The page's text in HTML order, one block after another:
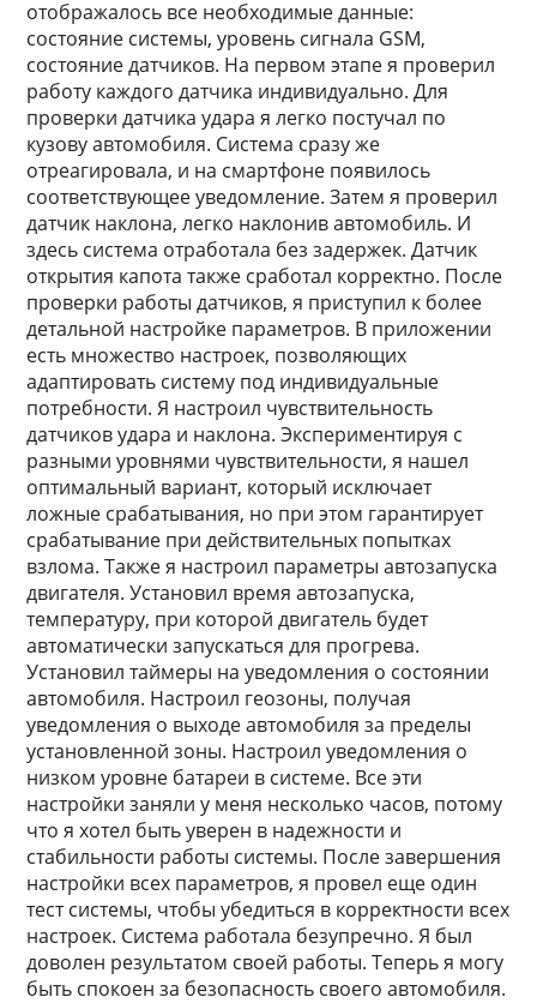
отображалось все необходимые данные:
состояние системы, уровень сигнала GSM,
состояние датчиков. На первом этапе я проверил
работу каждого датчика индивидуально. Для
проверки датчика удара я легко постучал по
кузову автомобиля. Система сразу же
отреагировала, и на смартфоне появилось
соответствующее уведомление. Затем я проверил
датчик наклона, легко наклонив автомобиль. И
здесь система отработала без задержек. Датчик
открытия капота также сработал корректно. После
проверки работы датчиков, я приступил к более
детальной настройке параметров. В приложении
есть множество настроек, позволяющих
адаптировать систему под индивидуальные
потребности. Я настроил чувствительность
датчиков удара и наклона. Экспериментируя с
разными уровнями чувствительности, я нашел
оптимальный вариант, который исключает
ложные срабатывания, но при этом гарантирует
срабатывание при действительных попытках
взлома. Также я настроил параметры автозапуска
двигателя. Установил время автозапуска,
температуру, при которой двигатель будет
автоматически запускаться для прогрева.
Установил таймеры на уведомления о состоянии
автомобиля. Настроил геозоны, получая
уведомления о выходе автомобиля за пределы
установленной зоны. Настроил уведомления о
низком уровне батареи в системе. Все эти
настройки заняли у меня несколько часов, потому
что я хотел быть уверен в надежности и
стабильности работы системы. После завершения
настройки всех параметров, я провел еще один
тест системы, чтобы убедиться в корректности всех
настроек. Система работала безупречно. Я был
доволен результатом своей работы. Теперь я могу
быть спокоен за безопасность своего автомобиля.